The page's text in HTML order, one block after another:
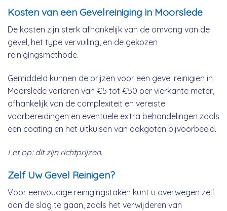
Kosten van een Gevelreiniging in Moorslede
De kosten zijn sterk afhankelijk van de omvang van de
gevel, het type vervuiling, en de gekozen
reinigingsmethode.
Gemiddeld kunnen de prijzen voor een gevel reinigien in
Moorslede variëren van €5 tot €50 per vierkante meter,
afhankelijk van de complexiteit en vereiste
voorbereidingen en eventuele extra behandelingen zoals
een coating en het uitkuisen van dakgoten bijvoorbeeld.
Let op: dit zijn richtprijzen.
Zelf Uw Gevel Reinigen?
Voor eenvoudige reinigingstaken kunt u overwegen zelf
aan de slag te gaan, zoals het verwijderen van